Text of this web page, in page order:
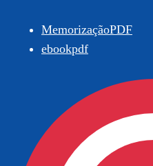
MemorizaçãoPDF
ebookpdf